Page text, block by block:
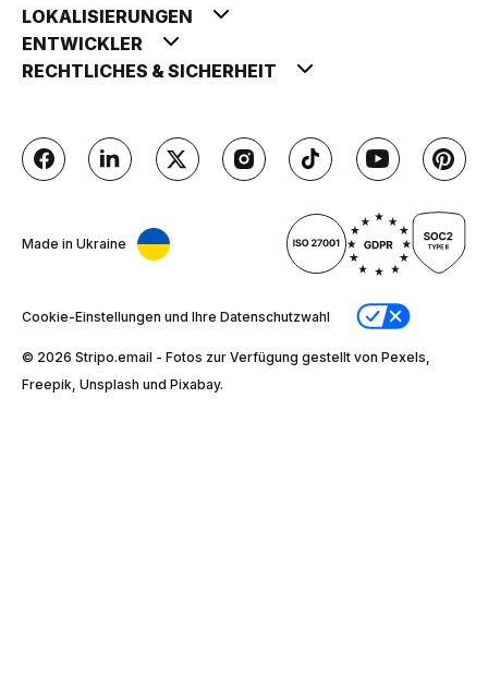
LOKALISIERUNGEN
ENTWICKLER
RECHTLICHES & SICHERHEIT
Made in Ukraine
Cookie-Einstellungen und Ihre Datenschutzwahl
© 2026 Stripо.email - Fotos zur Verfügung gestellt von Pexels,
Freepik, Unsplash und Pixabay.